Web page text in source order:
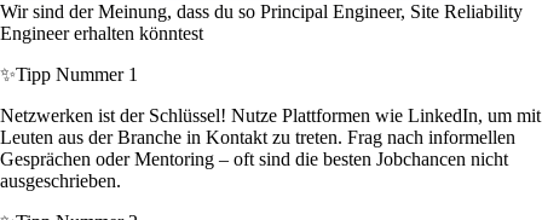
Wir sind der Meinung, dass du so Principal Engineer, Site Reliability
Engineer erhalten könntest
✨Tipp Nummer 1
Netzwerken ist der Schlüssel! Nutze Plattformen wie LinkedIn, um mit
Leuten aus der Branche in Kontakt zu treten. Frag nach informellen
Gesprächen oder Mentoring – oft sind die besten Jobchancen nicht
ausgeschrieben.